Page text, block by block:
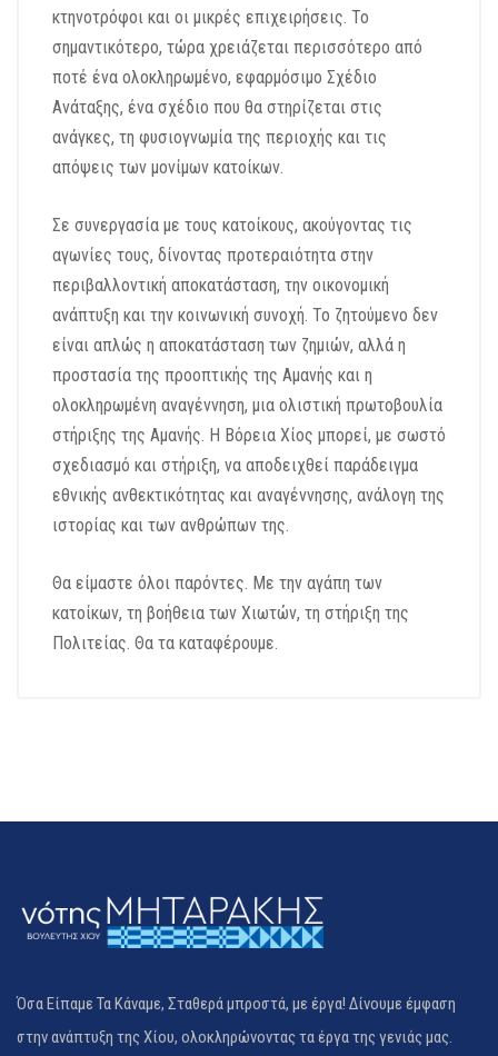
κτηνοτρόφοι και οι μικρές επιχειρήσεις. Το
σημαντικότερο, τώρα χρειάζεται περισσότερο από
ποτέ ένα ολοκληρωμένο, εφαρμόσιμο Σχέδιο
Ανάταξης, ένα σχέδιο που θα στηρίζεται στις
ανάγκες, τη φυσιογνωμία της περιοχής και τις
απόψεις των μονίμων κατοίκων.
Σε συνεργασία με τους κατοίκους, ακούγοντας τις
αγωνίες τους, δίνοντας προτεραιότητα στην
περιβαλλοντική αποκατάσταση, την οικονομική
ανάπτυξη και την κοινωνική συνοχή. Το ζητούμενο δεν
είναι απλώς η αποκατάσταση των ζημιών, αλλά η
προστασία της προοπτικής της Αμανής και η
ολοκληρωμένη αναγέννηση, μια ολιστική πρωτοβουλία
στήριξης της Αμανής. Η Βόρεια Χίος μπορεί, με σωστό
σχεδιασμό και στήριξη, να αποδειχθεί παράδειγμα
εθνικής ανθεκτικότητας και αναγέννησης, ανάλογη της
ιστορίας και των ανθρώπων της.
Θα είμαστε όλοι παρόντες. Με την αγάπη των
κατοίκων, τη βοήθεια των Χιωτών, τη στήριξη της
Πολιτείας. Θα τα καταφέρουμε.
Όσα Είπαμε Τα Κάναμε, Σταθερά μπροστά, με έργα! Δίνουμε έμφαση
στην ανάπτυξη της Χίου, ολοκληρώνοντας τα έργα της γενιάς μας.